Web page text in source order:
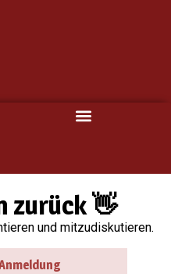
zurück 👋
und mitzudiskutieren.